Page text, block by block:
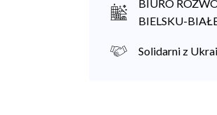
BIURO
BIELSKU-
Solidarni z